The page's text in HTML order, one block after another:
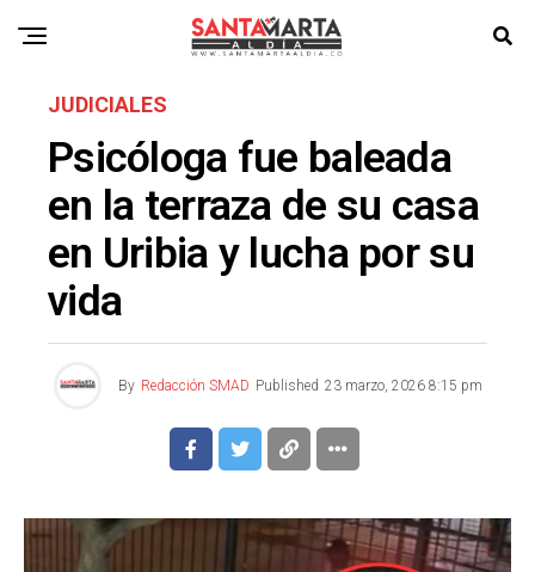
JUDICIALES
Psicóloga fue baleada
en la terraza de su casa
en Uribia y lucha por su
vida
By Redacción SMAD Published 23 marzo, 2026 8:15 pm